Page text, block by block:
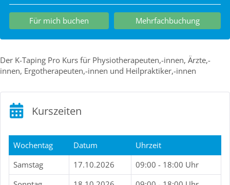
Für mich buchen Mehrfachbuchung
Der K-Taping Pro Kurs für Physiotherapeuten,-innen, Ärzte,-
innen, Ergotherapeuten,-innen und Heilpraktiker,-innen
Kurszeiten
Wochentag Datum
Uhrzeit
Samstag
17.10.2026
09:00 - 18:00 Uhr